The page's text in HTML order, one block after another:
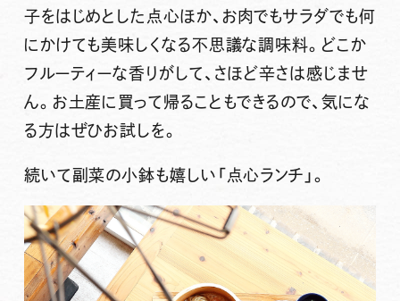
子をはじめとした点心ほか、お肉でもサラダでも何
にかけても美味しくなる不思議な調味料。 どこか
フルーティーな香りがして、さほど辛さは感じませ
ん。 お土産に買って帰ることもできるので、気にな
る方はぜひお試しを。
続いて副菜の小鉢も嬉しい「点心ランチ」。